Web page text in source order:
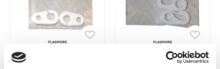
FLAGMORE FLAGMORE
Plast 2-pack